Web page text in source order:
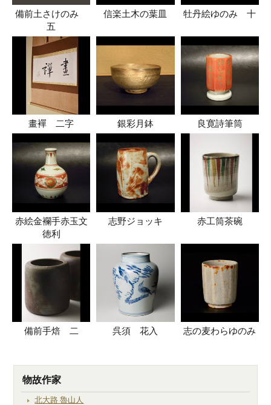
備前土さけのみ
五
信楽土木の葉皿 牡丹絵ゆのみ 十
畫襌 二字 銀彩月鉢 良寛詩筆筒
赤絵金襴手赤玉文
徳利
志野ジョッキ 赤工筒茶碗
備前手焙 二 呉須 花入 志の麦わらゆのみ
物故作家
北大路 魯山人